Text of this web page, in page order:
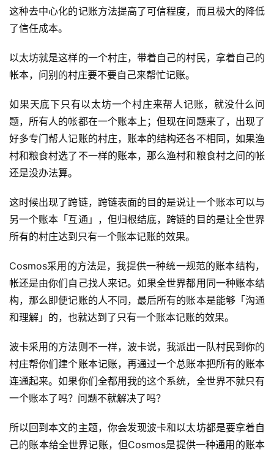
这种去中心化的记账方法提高了可信程度，而且极大的降低
了信任成本。
以太坊就是这样的一个村庄，带着自己的村民，拿着自己的
帐本，问别的村庄要不要自己来帮忙记账。
如果天底下只有以太坊一个村庄来帮人记账，就没什么问
题，所有人的帐都在一个账本上；但现在问题来了，出现了
好多专门帮人记账的村庄，账本的结构还各不相同，如果渔
村和粮食村选了不一样的账本，那么渔村和粮食村之间的帐
还是没办法算。
这时候出现了跨链，跨链表面的目的是说让一个账本可以与
另一个账本「互通」，但归根结底，跨链的目的是让全世界
所有的村庄达到只有一个账本记账的效果。
Cosmos采用的方法是，我提供一种统一规范的账本结构，
帐还是由你们自己找人来记。如果全世界都用同一种账本结
构，那么即便记账的人不同，最后所有的账本是能够「沟通
和理解」的，也就达到了只有一个账本记账的效果。
波卡采用的方法则不一样，波卡说，我派出一队村民到你的
村庄帮你们建个账本记账，再通过一个总账本把所有的账本
连通起来。如果你们全都用我的这个系统，全世界不就只有
一个账本了吗？问题不就解决了吗？
所以回到本文的主题，你会发现波卡和以太坊都是要拿着自
己的账本给全世界记账，但Cosmos是提供一种通用的账本